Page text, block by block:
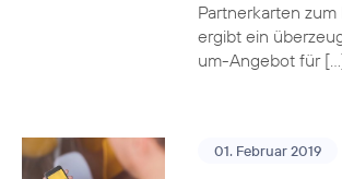
Partnerkarten
ergibt ein
um-Angebot für
01. Februar 2019